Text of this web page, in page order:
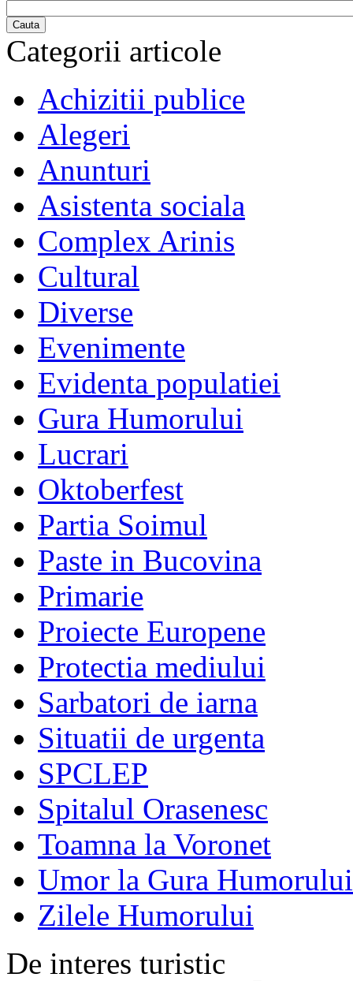
Cauta
Categorii articole
Achizitii publice
Alegeri
Anunturi
Asistenta sociala
Complex Arinis
Cultural
Diverse
Evenimente
Evidenta populatiei
Gura Humorului
Lucrari
Oktoberfest
Partia Soimul
Paste in Bucovina
Primarie
Proiecte Europene
Protectia mediului
Sarbatori de iarna
Situatii de urgenta
SPCLEP
Spitalul Orasenesc
Toamna la Voronet
Umor la Gura Humorului
Zilele Humorului
De interes turistic